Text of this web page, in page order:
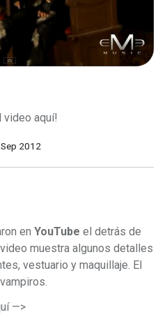
video aquí!
2012
enYouTube el detrás de
muestra algunos detalles
vestuario y maquillaje. El
—>